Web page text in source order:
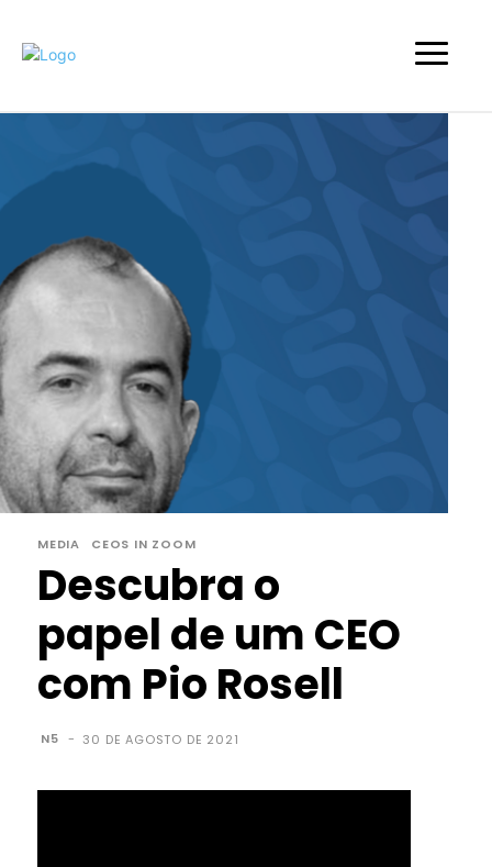
MEDIA CEOS IN ZOOM
Descubra o
papel de um CEO
com Pio Rosell
N5 - 30 DE AGOSTO DE 2021